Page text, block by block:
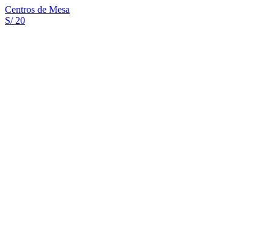
Centros de Mesa
S/ 20